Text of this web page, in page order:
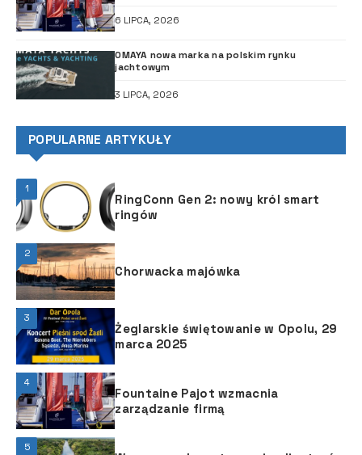
6 LIPCA, 2026
OMAYA nowa marka na polskim rynku
jachtowym
3 LIPCA, 2026
POPULARNE ARTYKUŁY
1
RingConn Gen 2: nowy król smart
ringów
2
Chorwacka majówka
3
Żeglarskie świętowanie w Opolu, 29
marca 2025
4
Fountaine Pajot wzmacnia
zarządzanie firmą
5